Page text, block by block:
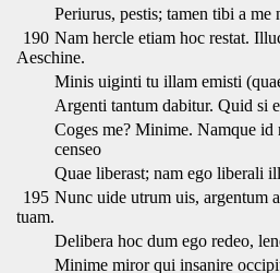
Periurus, pestis; tamen tibi a me
190 Nam hercle etiam hoc restat.
Aeschine.
Minis uiginti tu illam emisti
Argenti tantum dabitur. Quid si
Coges me? Minime. Namque id
censeo
Quae liberast; nam ego liberali
195 Nunc uide utrum uis, argentum
tuam.
Delibera hoc dum ego redeo,
Minime miror qui insanire